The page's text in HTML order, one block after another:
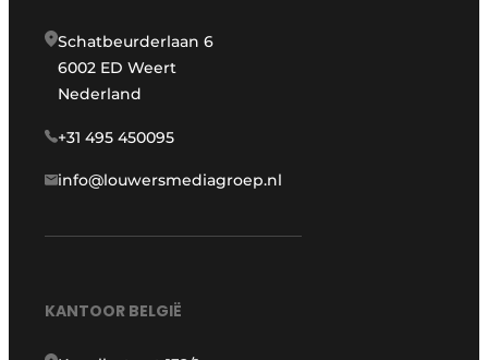
Schatbeurderlaan 6
6002 ED Weert
Nederland
+31 495 450095
info@louwersmediagroep.nl
KANTOOR BELGIË